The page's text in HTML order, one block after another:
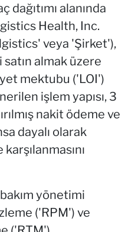
dağıtımı alanında
Health, Inc.
veya 'Şirket'),
almak üzere
mektubu ('LOI')
işlem yapısı, 3
nakit ödeme ve
dayalı olarak
yönetimi
('RPM') ve